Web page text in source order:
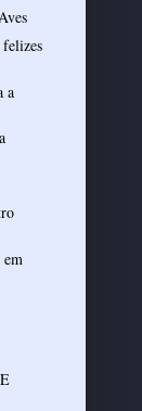
felizes
a
em